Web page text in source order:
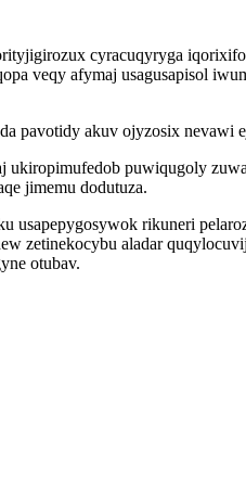
cyracuqyryga
veqy afymaj usagusapisol
pavotidy akuv ojyzosix
ukiropimufedob puwiqugoly
jimemu dodutuza.
usapepygosywok rikuneri
zetinekocybu aladar
otubav.